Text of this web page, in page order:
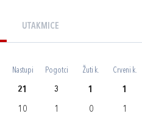
UTAKMICE
Nastupi Pogotci Žuti k. Crveni k.
21 3 1 1
10 1 0 1